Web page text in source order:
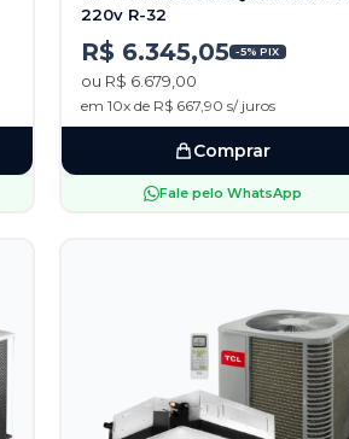
220v R-32
R$ 6.345,05 -5% PIX
ou R$ 6.679,00
em 10x de R$ 667,90 s/ juros
Comprar
Fale pelo WhatsApp